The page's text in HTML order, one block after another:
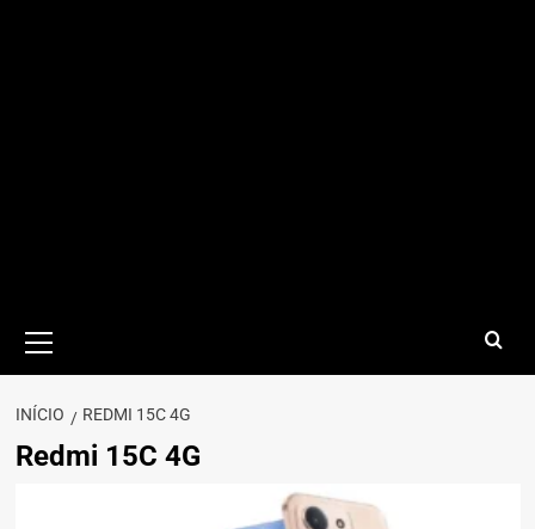
principal
INÍCIO REDMI 15C 4G
Redmi 15C 4G